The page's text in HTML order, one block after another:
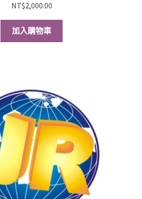
NT$2,000.00
加入購物車